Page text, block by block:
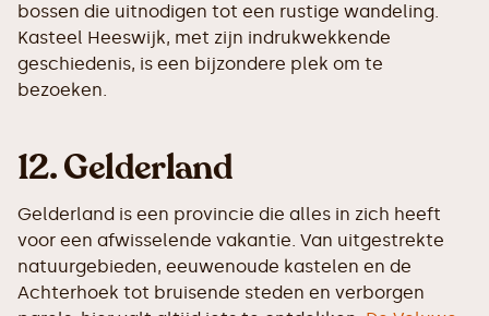
bossen die uitnodigen tot een rustige wandeling.
Kasteel Heeswijk, met zijn indrukwekkende
geschiedenis, is een bijzondere plek om te
bezoeken.
12. Gelderland
Gelderland is een provincie die alles in zich heeft
voor een afwisselende vakantie. Van uitgestrekte
natuurgebieden, eeuwenoude kastelen en de
Achterhoek tot bruisende steden en verborgen